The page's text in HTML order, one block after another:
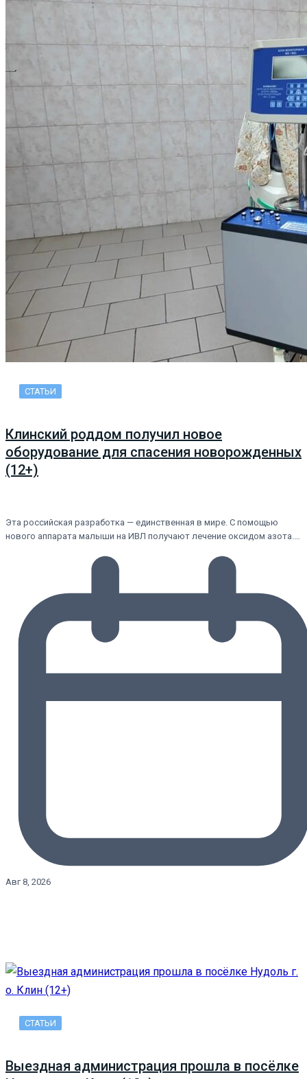
СТАТЬИ
Клинский роддом получил новое
оборудование для спасения новорожденных
(12+)
Эта российская разработка — единственная в мире. С помощью
нового аппарата малыши на ИВЛ получают лечение оксидом азота.…
Авг 8, 2026
СТАТЬИ
Выездная администрация прошла в посёлке